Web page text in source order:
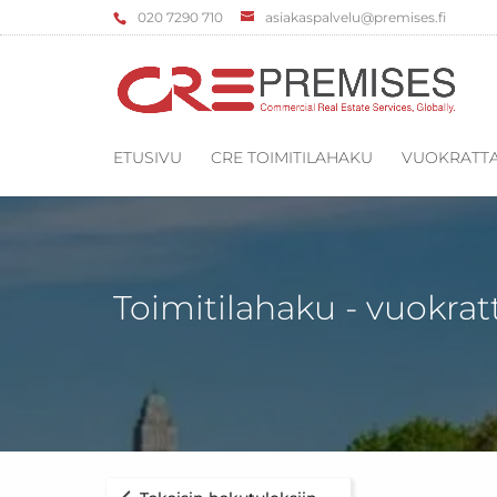
‌020 7290 710 asiakaspalvelu@premises.fi
ETUSIVU CRE TOIMITILAHAKU
Toimitilahaku -